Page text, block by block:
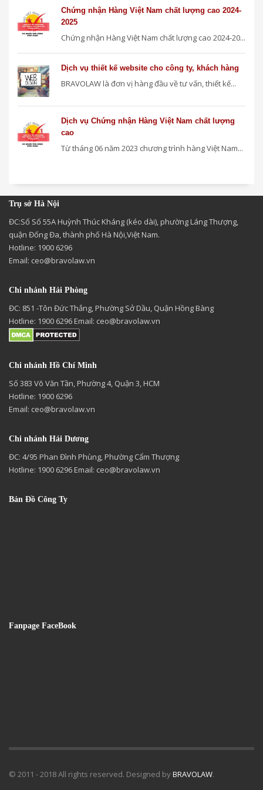
Chứng nhận Hàng Việt Nam chất lượng cao 2024-
2025
Chứng nhận Hàng Việt Nam chất lượng cao 2024-20...
Dịch vụ thiết kế website cho công ty, khách hàng
BRAVOLAW là đơn vị hàng đầu về tư vấn, thiết kế...
Dịch vụ Chứng nhận Hàng Việt Nam chất lượng
cao
Từ tháng 06 năm 2023 chương trình hàng Việt Nam...
Trụ sở Hà Nội
ĐC:Số Số 55A Huỳnh Thúc Kháng (kéo dài), phường Láng Thượng,
quận Đống Đa, thành phố Hà Nội,Việt Nam.
Hotline: 1900 6296
Email: ceo@bravolaw.vn
Chi nhánh Hải Phòng
ĐC: 851 -Tôn Đức Thắng, Phường Sở Dầu, Quận Hồng Bàng
Hotline: 1900 6296 Email: ceo@bravolaw.vn
Chi nhánh Hồ Chí Minh
Số 383 Võ Văn Tần, Phường 4, Quận 3, HCM
Hotline: 1900 6296
Email: ceo@bravolaw.vn
Chi nhánh Hải Dương
ĐC: 4/95 Phan Đình Phùng, Phường Cẩm Thượng
Hotline: 1900 6296 Email: ceo@bravolaw.vn
Bản Đồ Công Ty
Fanpage FaceBook
© 2011 - 2018 All rights reserved. Designed byBRAVOLAW.